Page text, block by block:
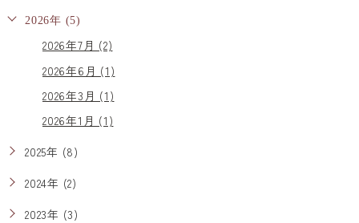
2026年 (5)
2026年7月 (2)
2026年6月 (1)
2026年3月 (1)
2026年1月 (1)
2025年 (8)
2024年 (2)
2023年 (3)